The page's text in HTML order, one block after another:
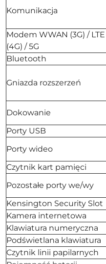
Komunikacja
Modem WWAN (3G) / LTE
(4G) / 5G
Bluetooth
Gniazda rozszerzeń
Dokowanie
Porty USB
Porty wideo
Czytnik kart pamięci
Pozostałe porty we/wy
Kensington Security Slot
Kamera internetowa
Klawiatura numeryczna
Podświetlana klawiatura
Czytnik linii papilarnych